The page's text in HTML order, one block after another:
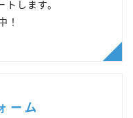
します。
！
ーム